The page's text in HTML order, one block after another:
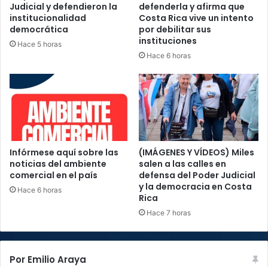
Judicial y defendieron la
institucionalidad
democrática
Hace 5 horas
defenderla y afirma que
Costa Rica vive un intento
por debilitar sus
instituciones
Hace 6 horas
Infórmese aquí sobre las
noticias del ambiente
comercial en el país
Hace 6 horas
(IMÁGENES Y VÍDEOS) Miles
salen a las calles en
defensa del Poder Judicial
y la democracia en Costa
Rica
Hace 7 horas
Por Emilio Araya